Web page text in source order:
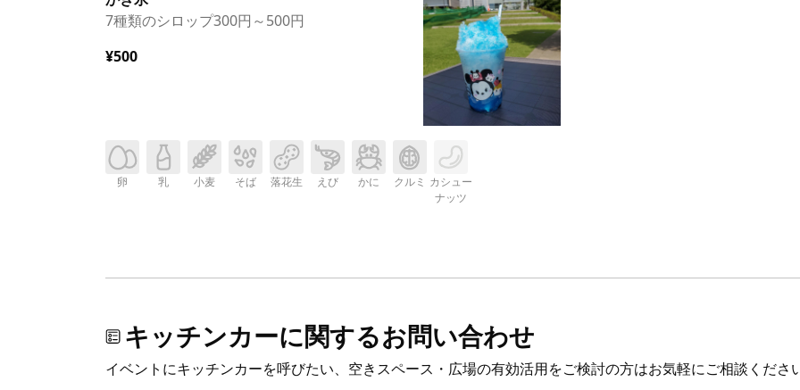
7種類のシロップ300円～500円
¥500
卵 乳 小麦 そば 落花生 えび かに クルミ カシュー
ナッツ
キッチンカーに関するお問い合わせ
イベントにキッチンカーを呼びたい、空きスペース・広場の有効活用をご検討の方はお気軽にご相談くださ